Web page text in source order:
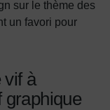
sur le thème des
un favori pour
vif à
graphique